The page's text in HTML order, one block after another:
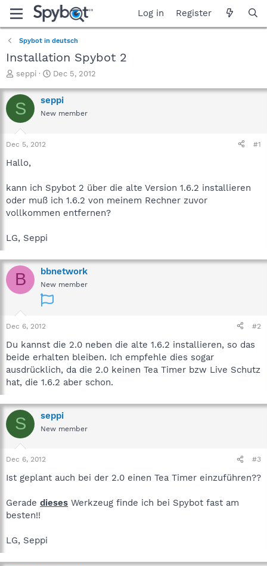
Log in Register
Spybot in deutsch
Installation Spybot 2
T
r
e
a
t
a
e
r
seppi
S
a
r
t
Dec 5, 2012
S seppi
New member
Dec 5, 2012 #1
Hallo,
kann ich Spybot 2 über die alte Version 1.6.2 installieren
oder muß ich 1.6.2 von meinem Rechner zuvor
vollkommen entfernen?
LG, Seppi
B bbnetwork
New member
Dec 6, 2012 #2
Du kannst die 2.0 neben die alte 1.6.2 installieren, so das
beide erhalten bleiben. Ich empfehle dies sogar
ausdrücklich, da die 2.0 keinen Tea Timer bzw Live Schutz
hat, die 1.6.2 aber schon.
S seppi
New member
Dec 6, 2012 #3
Ist geplant auch bei der 2.0 einen Tea Timer einzuführen??
Gerade dieses Werkzeug finde ich bei Spybot fast am
besten!!
LG, Seppi